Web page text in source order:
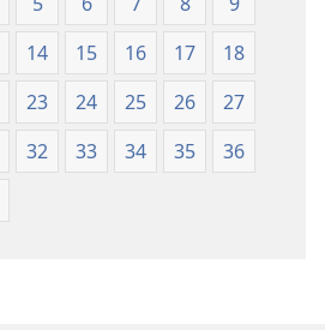
Re
(Botimi
i
rishikuar
2019)
14 15 16 17
18
23 24 25 26
27
32 33 34 35
36